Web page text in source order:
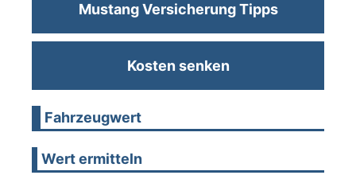
Mustang Versicherung Tipps
Kosten senken
Fahrzeugwert
Wert ermitteln